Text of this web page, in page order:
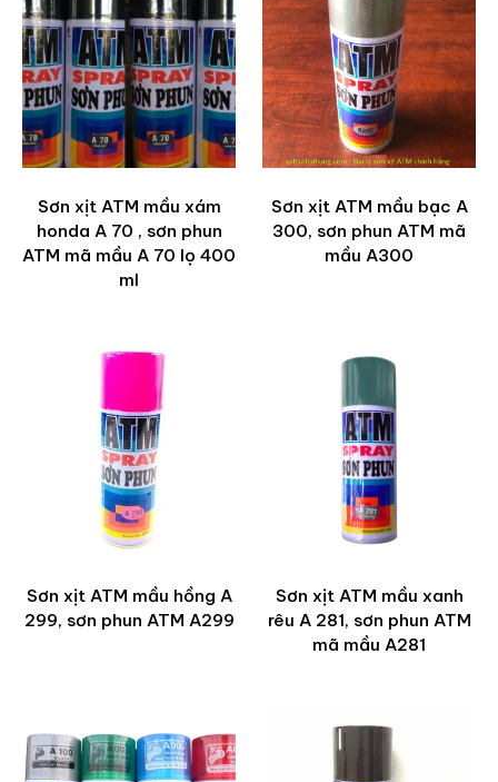
Sơn xịt ATM mầu xám
honda A 70 , sơn phun
ATM mã mầu A 70 lọ 400
ml
Sơn xịt ATM mầu bạc A
300, sơn phun ATM mã
mầu A300
Sơn xịt ATM mầu hồng A
299, sơn phun ATM A299
Sơn xịt ATM mầu xanh
rêu A 281, sơn phun ATM
mã mầu A281